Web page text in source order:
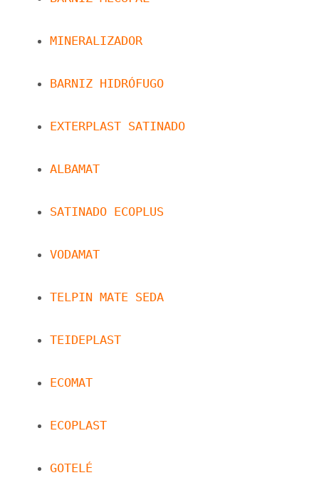
MINERALIZADOR
BARNIZ HIDRÓFUGO
EXTERPLAST SATINADO
ALBAMAT
SATINADO ECOPLUS
VODAMAT
TELPIN MATE SEDA
TEIDEPLAST
ECOMAT
ECOPLAST
GOTELÉ